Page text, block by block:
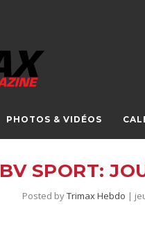
PHOTOS & VIDÉOS
BV SPORT:
Posted byTrimax Hebdo |